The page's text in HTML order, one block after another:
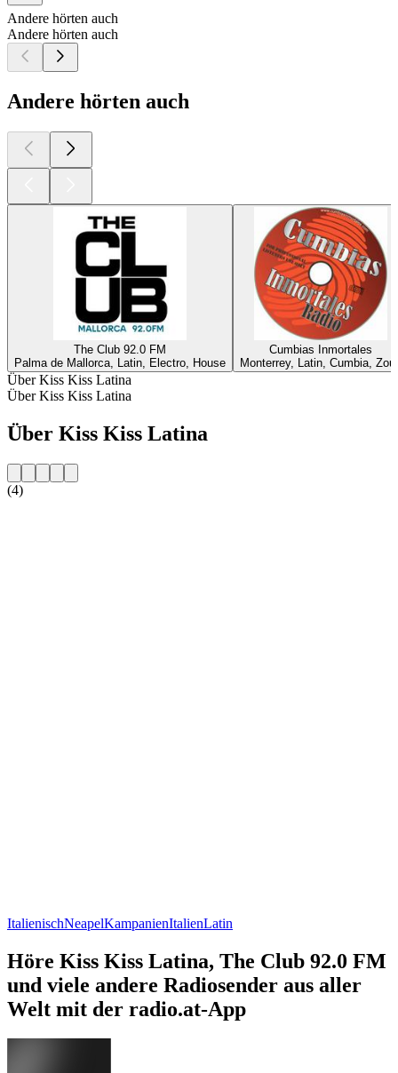
Andere hörten auch
Andere hörten auch
Andere hörten auch
The Club 92.0 FM
Palma de Mallorca, Latin, Electro, House
Cumbias Inmortales
Monterrey, Latin, Cumbia,
Über Kiss Kiss Latina
Über Kiss Kiss Latina
Über Kiss Kiss Latina
(4)
ItalienischNeapelKampanienItalienLatin
Höre Kiss Kiss Latina, The Club 92.0 FM
und viele andere Radiosender aus aller
Welt mit der radio.at-App